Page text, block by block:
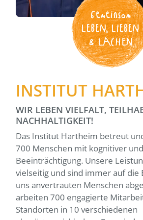
Gemeinsam
LEBEN, LIEBEN
& LACHEN
INSTITUT
WIR LEBEN VIELFALT,
NACHHALTIGKEIT!
Das Institut Hartheim betreut
700 Menschen mit kognitiver
Beeinträchtigung. Unsere
vielseitig und sind immer auf die
uns anvertrauten Menschen
arbeiten 700 engagierte
Standorten in 10 verschiedenen